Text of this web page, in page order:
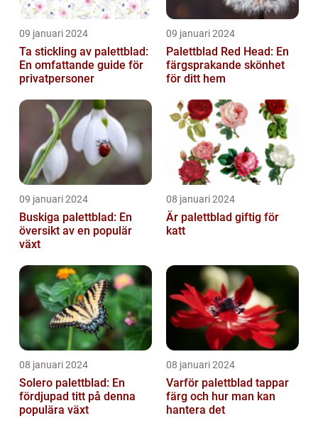
09 januari 2024
Ta stickling av palettblad:
En omfattande guide för
privatpersoner
09 januari 2024
Palettblad Red Head: En
färgsprakande skönhet
för ditt hem
09 januari 2024
Buskiga palettblad: En
översikt av en populär
växt
08 januari 2024
Är palettblad giftig för
katt
08 januari 2024
Solero palettblad: En
fördjupad titt på denna
populära växt
08 januari 2024
Varför palettblad tappar
färg och hur man kan
hantera det